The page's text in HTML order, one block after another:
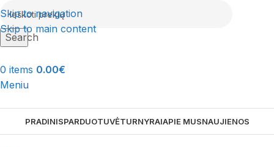
Skip to navigation
Skip to main content
Search
0 items 0.00€
Meniu
PRADINISPARDUOTUVĖTURNYRAIAPIE MUSNAUJIENOS